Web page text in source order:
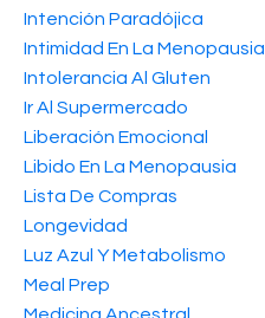
Intención Paradójica
Intimidad En La Menopausia
Intolerancia Al Gluten
Ir Al Supermercado
Liberación Emocional
Libido En La Menopausia
Lista De Compras
Longevidad
Luz Azul Y Metabolismo
Meal Prep
Medicina Ancestral